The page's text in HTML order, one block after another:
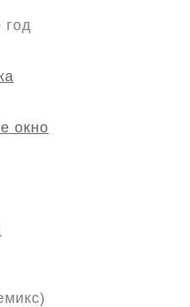
год
окно